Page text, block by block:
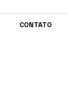
CONTATO